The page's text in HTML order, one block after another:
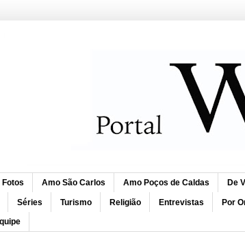
Fotos Amo São Carlos Amo Poços de Caldas De
Séries Turismo Religião Entrevistas Por